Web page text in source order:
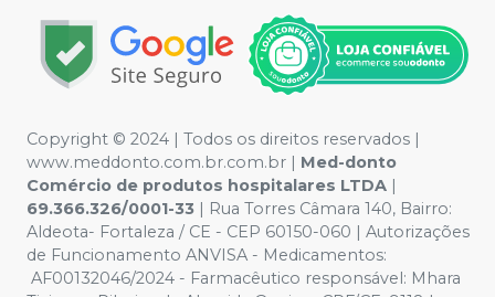
Copyright © 2024 | Todos os direitos reservados |
www.meddonto.com.br.com.br | Med-donto
Comércio de produtos hospitalares LTDA |
69.366.326/0001-33 | Rua Torres Câmara 140, Bairro:
Aldeota- Fortaleza / CE - CEP 60150-060 | Autorizações
de Funcionamento ANVISA - Medicamentos:
AF00132046/2024 - Farmacêutico responsável: Mhara